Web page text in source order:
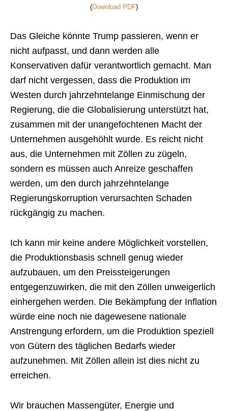
(Download PDF)
Das Gleiche könnte Trump passieren, wenn er
nicht aufpasst, und dann werden alle
Konservativen dafür verantwortlich gemacht. Man
darf nicht vergessen, dass die Produktion im
Westen durch jahrzehntelange Einmischung der
Regierung, die die Globalisierung unterstützt hat,
zusammen mit der unangefochtenen Macht der
Unternehmen ausgehöhlt wurde. Es reicht nicht
aus, die Unternehmen mit Zöllen zu zügeln,
sondern es müssen auch Anreize geschaffen
werden, um den durch jahrzehntelange
Regierungskorruption verursachten Schaden
rückgängig zu machen.
Ich kann mir keine andere Möglichkeit vorstellen,
die Produktionsbasis schnell genug wieder
aufzubauen, um den Preissteigerungen
entgegenzuwirken, die mit den Zöllen unweigerlich
einhergehen werden. Die Bekämpfung der Inflation
würde eine noch nie dagewesene nationale
Anstrengung erfordern, um die Produktion speziell
von Gütern des täglichen Bedarfs wieder
aufzunehmen. Mit Zöllen allein ist dies nicht zu
erreichen.
Wir brauchen Massengüter, Energie und